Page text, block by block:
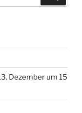
Dezember um 15